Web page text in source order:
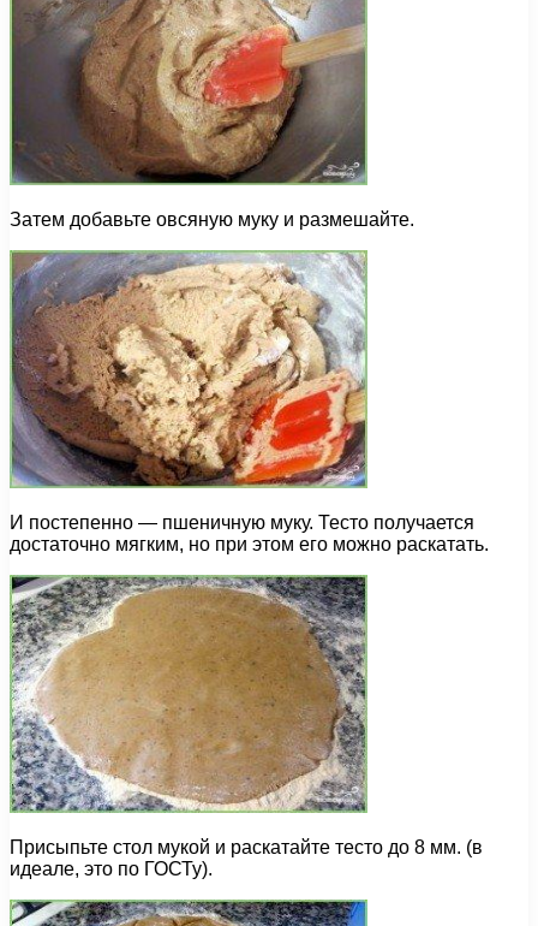
Затем добавьте овсяную муку и размешайте.
И постепенно — пшеничную муку. Тесто получается
достаточно мягким, но при этом его можно раскатать.
Присыпьте стол мукой и раскатайте тесто до 8 мм. (в
идеале, это по ГОСТу).